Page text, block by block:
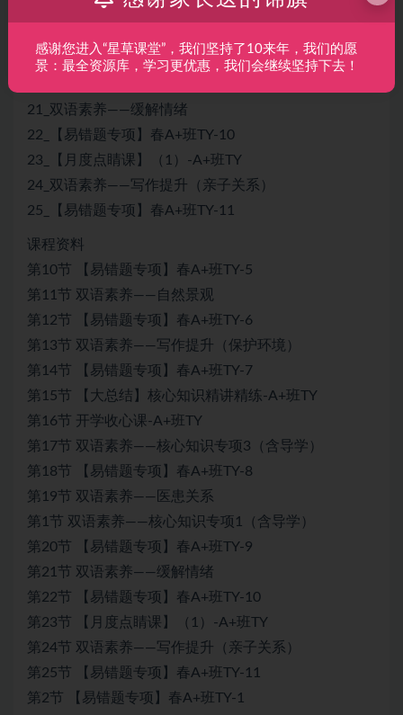
17_双语素养——核心知识专项3（含导学）
19_双语素养——医患关系
21_双语素养——缓解情绪
22_【易错题专项】春A+班TY-10
23_【月度点睛课】（1）-A+班TY
24_双语素养——写作提升（亲子关系）
25_【易错题专项】春A+班TY-11
课程资料
第10节 【易错题专项】春A+班TY-5
第11节 双语素养——自然景观
第12节 【易错题专项】春A+班TY-6
第13节 双语素养——写作提升（保护环境）
第14节 【易错题专项】春A+班TY-7
第15节 【大总结】核心知识精讲精练-A+班TY
第16节 开学收心课-A+班TY
第17节 双语素养——核心知识专项3（含导学）
第18节 【易错题专项】春A+班TY-8
第19节 双语素养——医患关系
第1节 双语素养——核心知识专项1（含导学）
第20节 【易错题专项】春A+班TY-9
第21节 双语素养——缓解情绪
第22节 【易错题专项】春A+班TY-10
第23节 【月度点睛课】（1）-A+班TY
第24节 双语素养——写作提升（亲子关系）
第25节 【易错题专项】春A+班TY-11
第2节 【易错题专项】春A+班TY-1
感谢您进入“星草课堂”，我们坚持了10来年，我们的愿
景：最全资源库，学习更优惠，我们会继续坚持下去！